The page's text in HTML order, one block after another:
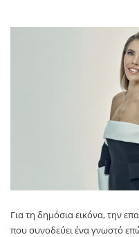
Για τη δημόσια εικόνα, την
που συνοδεύει ένα γνωστό